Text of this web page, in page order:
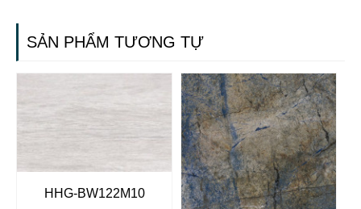
SẢN PHẨM TƯƠNG TỰ
HHG-BW122M10